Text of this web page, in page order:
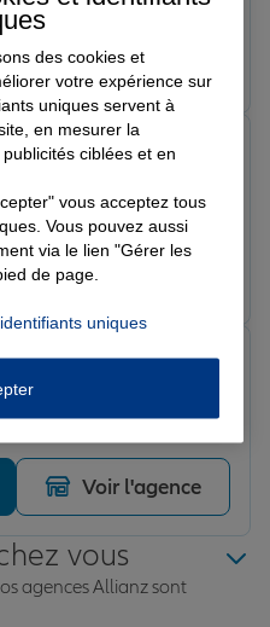
Voir l'agence
Très satisfaite
Voir l'agence
de ma demande.
Voir l'agence
vous
agences Allianz sont
des cookies et
votre expérience sur
uniques servent à
en mesurer la
ciblées et en
vous acceptez tous
Vous pouvez aussi
via le lien "Gérer les
de page.
uniques